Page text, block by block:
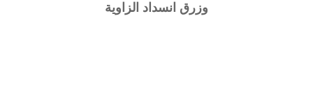
وزرق انسداد الزاوية